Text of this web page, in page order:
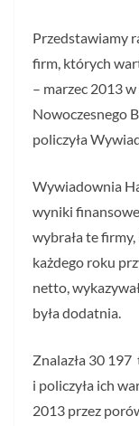
Przedstawiamy
firm, których
– marzec 2013
Nowoczesnego
policzyła
Wywiadownia
wyniki
wybrała te
każdego roku
netto,
była dodatnia.
Znalazła 30
i policzyła ich
2013 przez